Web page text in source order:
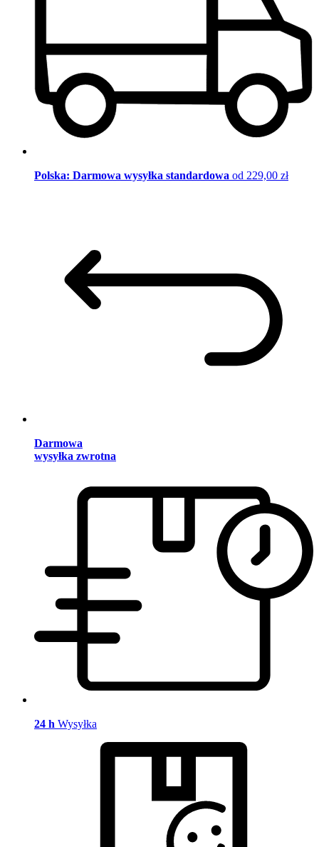
Polska: Darmowa wysyłka standardowa od 229,00 zł
Darmowa
wysyłka zwrotna
24 h Wysyłka